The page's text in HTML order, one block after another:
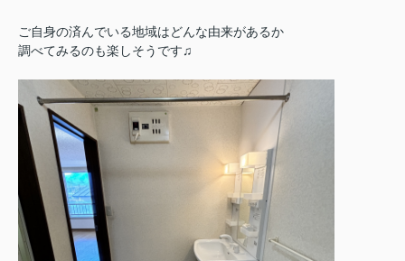
ご自身の済んでいる地域はどんな由来があるか
調べてみるのも楽しそうです♫